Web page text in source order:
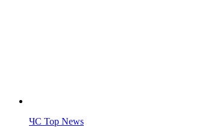
ЧС Top News